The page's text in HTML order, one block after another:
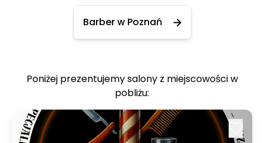
Barber w Poznań
Poniżej prezentujemy salony z miejscowości w
pobliżu: